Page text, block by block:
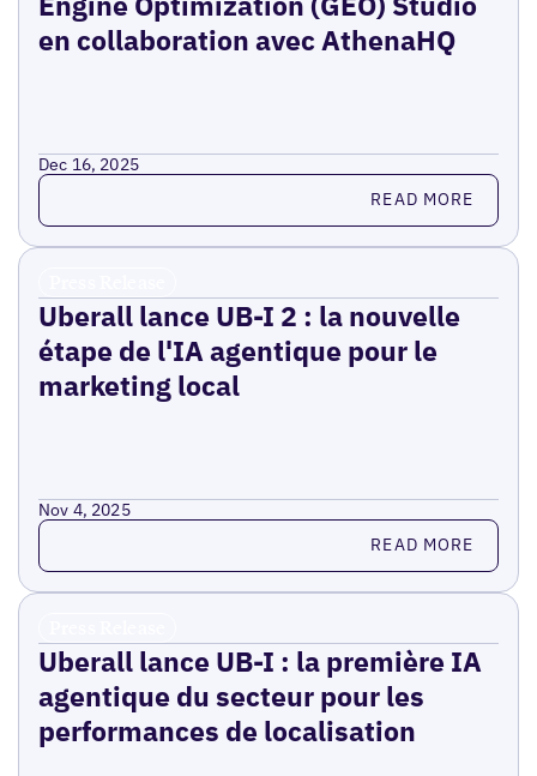
en collaboration avec AthenaHQ
Dec 16, 2025
Read more READ MORE
Uberall lance UB-I 2 : la nouvelle
étape de l'IA agentique pour le
marketing local
Nov 4, 2025
Read more READ MORE
Uberall lance UB-I : la première IA
agentique du secteur pour les
performances de localisation